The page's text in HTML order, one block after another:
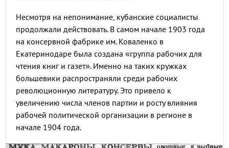
Несмотря на непонимание, кубанские социалисты
продолжали действовать. В самом начале 1903 года
на консервной фабрике им. Коваленко в
Екатеринодаре была создана «группа рабочих для
чтения книг и газет». Именно на таких кружках
большевики распространяли среди рабочих
революционную литературу. Это привело к
увеличению числа членов партии и росту влияния
рабочей политической организации в регионе в
начале 1904 года.